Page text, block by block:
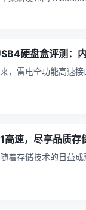
硬盘盒评测：
速，尽享品质存